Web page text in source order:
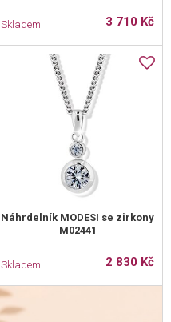
Skladem 3 710 Kč
Náhrdelník MODESI se zirkony
M02441
Skladem 2 830 Kč